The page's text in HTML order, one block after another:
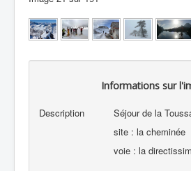
Informations sur
Description
Séjour de la
site : la cheminée
voie : la